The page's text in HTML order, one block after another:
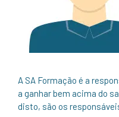
A SA Formação é a
a ganhar bem acima do
disto, são os